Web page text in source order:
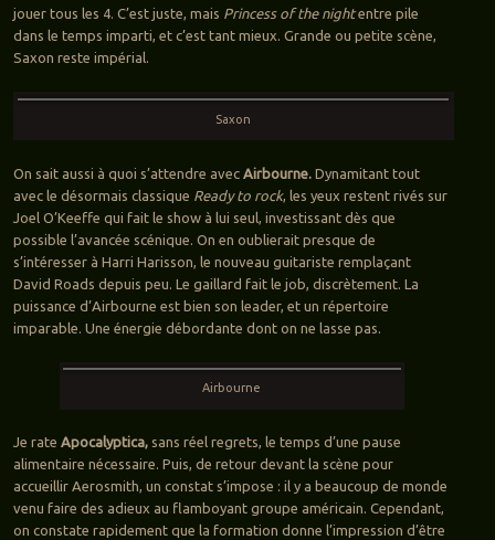
jouer tous les 4. C’est juste, mais Princess of the nightentre pile
dans le temps imparti, et c’est tant mieux. Grande ou petite scène,
Saxon reste impérial.
Saxon
On sait aussi à quoi s’attendre avec Airbourne. Dynamitant tout
avec le désormais classique Ready to rock, les yeux restent rivés sur
Joel O’Keeffe qui fait le show à lui seul, investissant dès que
possible l’avancée scénique. On en oublierait presque de
s’intéresser à Harri Harisson, le nouveau guitariste remplaçant
David Roads depuis peu. Le gaillard fait le job, discrètement. La
puissance d’Airbourne est bien son leader, et un répertoire
imparable. Une énergie débordante dont on ne lasse pas.
Airbourne
Je rate Apocalyptica,sans réel regrets, le temps d’une pause
alimentaire nécessaire. Puis, de retour devant la scène pour
accueillir Aerosmith, un constat s’impose : il y a beaucoup de monde
venu faire des adieux au flamboyant groupe américain. Cependant,
on constate rapidement que la formation donne l’impression d’être